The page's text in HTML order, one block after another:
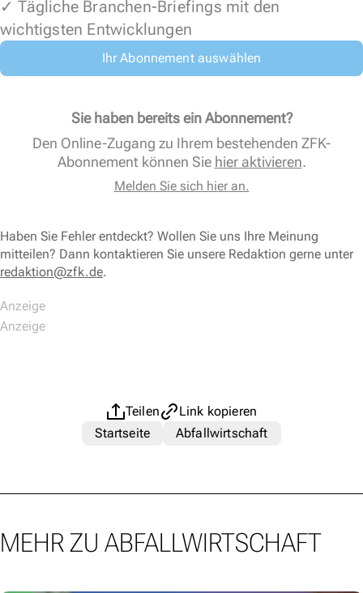
✓ Tägliche Branchen-Briefings mit den
wichtigsten Entwicklungen
Ihr Abonnement auswählen
Sie haben bereits ein Abonnement?
Den Online-Zugang zu Ihrem bestehenden ZFK-
Abonnement können Sie hier aktivieren.
Melden Sie sich hier an.
Haben Sie Fehler entdeckt? Wollen Sie uns Ihre Meinung
mitteilen? Dann kontaktieren Sie unsere Redaktion gerne unter
redaktion@zfk.de.
Teilen
Link kopieren
Startseite
Abfallwirtschaft
MEHR ZU ABFALLWIRTSCHAFT